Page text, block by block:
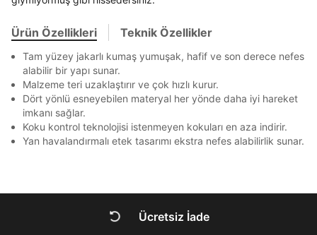
DOĞRU UNDER
Ürün Özellikleri Teknik Özellikler
Tam yüzey jakarlı kumaş yumuşak, hafif ve son derece nefes
alabilir bir yapı sunar.
Malzeme teri uzaklaştırır ve çok hızlı kurur.
Dört yönlü esneyebilen materyal her yönde daha iyi hareket
imkanı sağlar.
Koku kontrol teknolojisi istenmeyen kokuları en aza indirir.
Yan havalandırmalı etek tasarımı ekstra nefes alabilirlik sunar.
Kapat
Ücretsiz İade
uyarınca işlenecektir. Kişisel verilerimin Doğuş
Perakende Satış Giyim ve Aksesuar Ticaret A.Ş.
tarafından ticari elektronik ileti gönderilmesi amacıyla
işlenmesini kabul ediyorum.
Sms
E-mail
Çağrı Merkezi / Arama
Kişisel verilerimin Doğuş Perakende Satış Giyim ve
Kimlik, iletişim ve müşteri işlem verilerimin alınan
GÖNDER
GÖNDER